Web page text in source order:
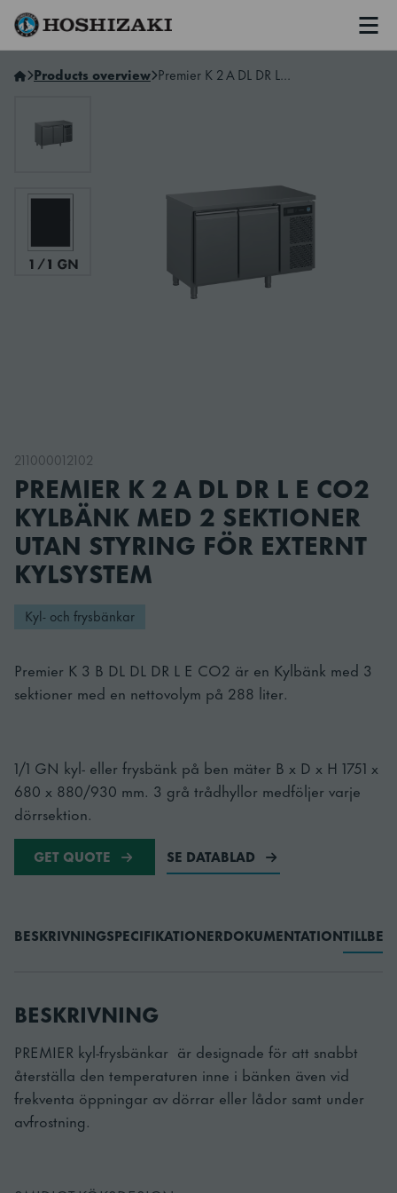
Hoshizaki Sweden
Products overview Premier K 2 A DL DR L E CO2 Kylbänk med 2 sektioner utan styring för externt kylsystem
211000012102
PREMIER K 2 A DL DR L E CO2
KYLBÄNK MED 2 SEKTIONER
UTAN STYRING FÖR EXTERNT
KYLSYSTEM
Kyl- och frysbänkar
Premier K 3 B DL DL DR L E CO2 är en Kylbänk med 3
sektioner med en nettovolym på 288 liter.
1/1 GN kyl- eller frysbänk på ben mäter B x D x H 1751 x
680 x 880/930 mm. 3 grå trådhyllor medföljer varje
dörrsektion.
GET QUOTE SE DATABLAD
BESKRIVNINGSPECIFIKATIONERDOKUMENTATION
BESKRIVNING
PREMIER kyl-frysbänkar är designade för att snabbt
återställa den temperaturen inne i bänken även vid
frekventa öppningar av dörrar eller lådor samt under
avfrostning.